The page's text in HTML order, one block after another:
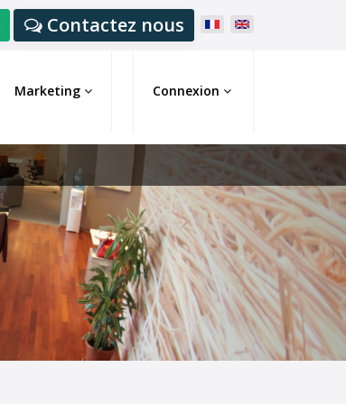
Contactez nous
Marketing Connexion